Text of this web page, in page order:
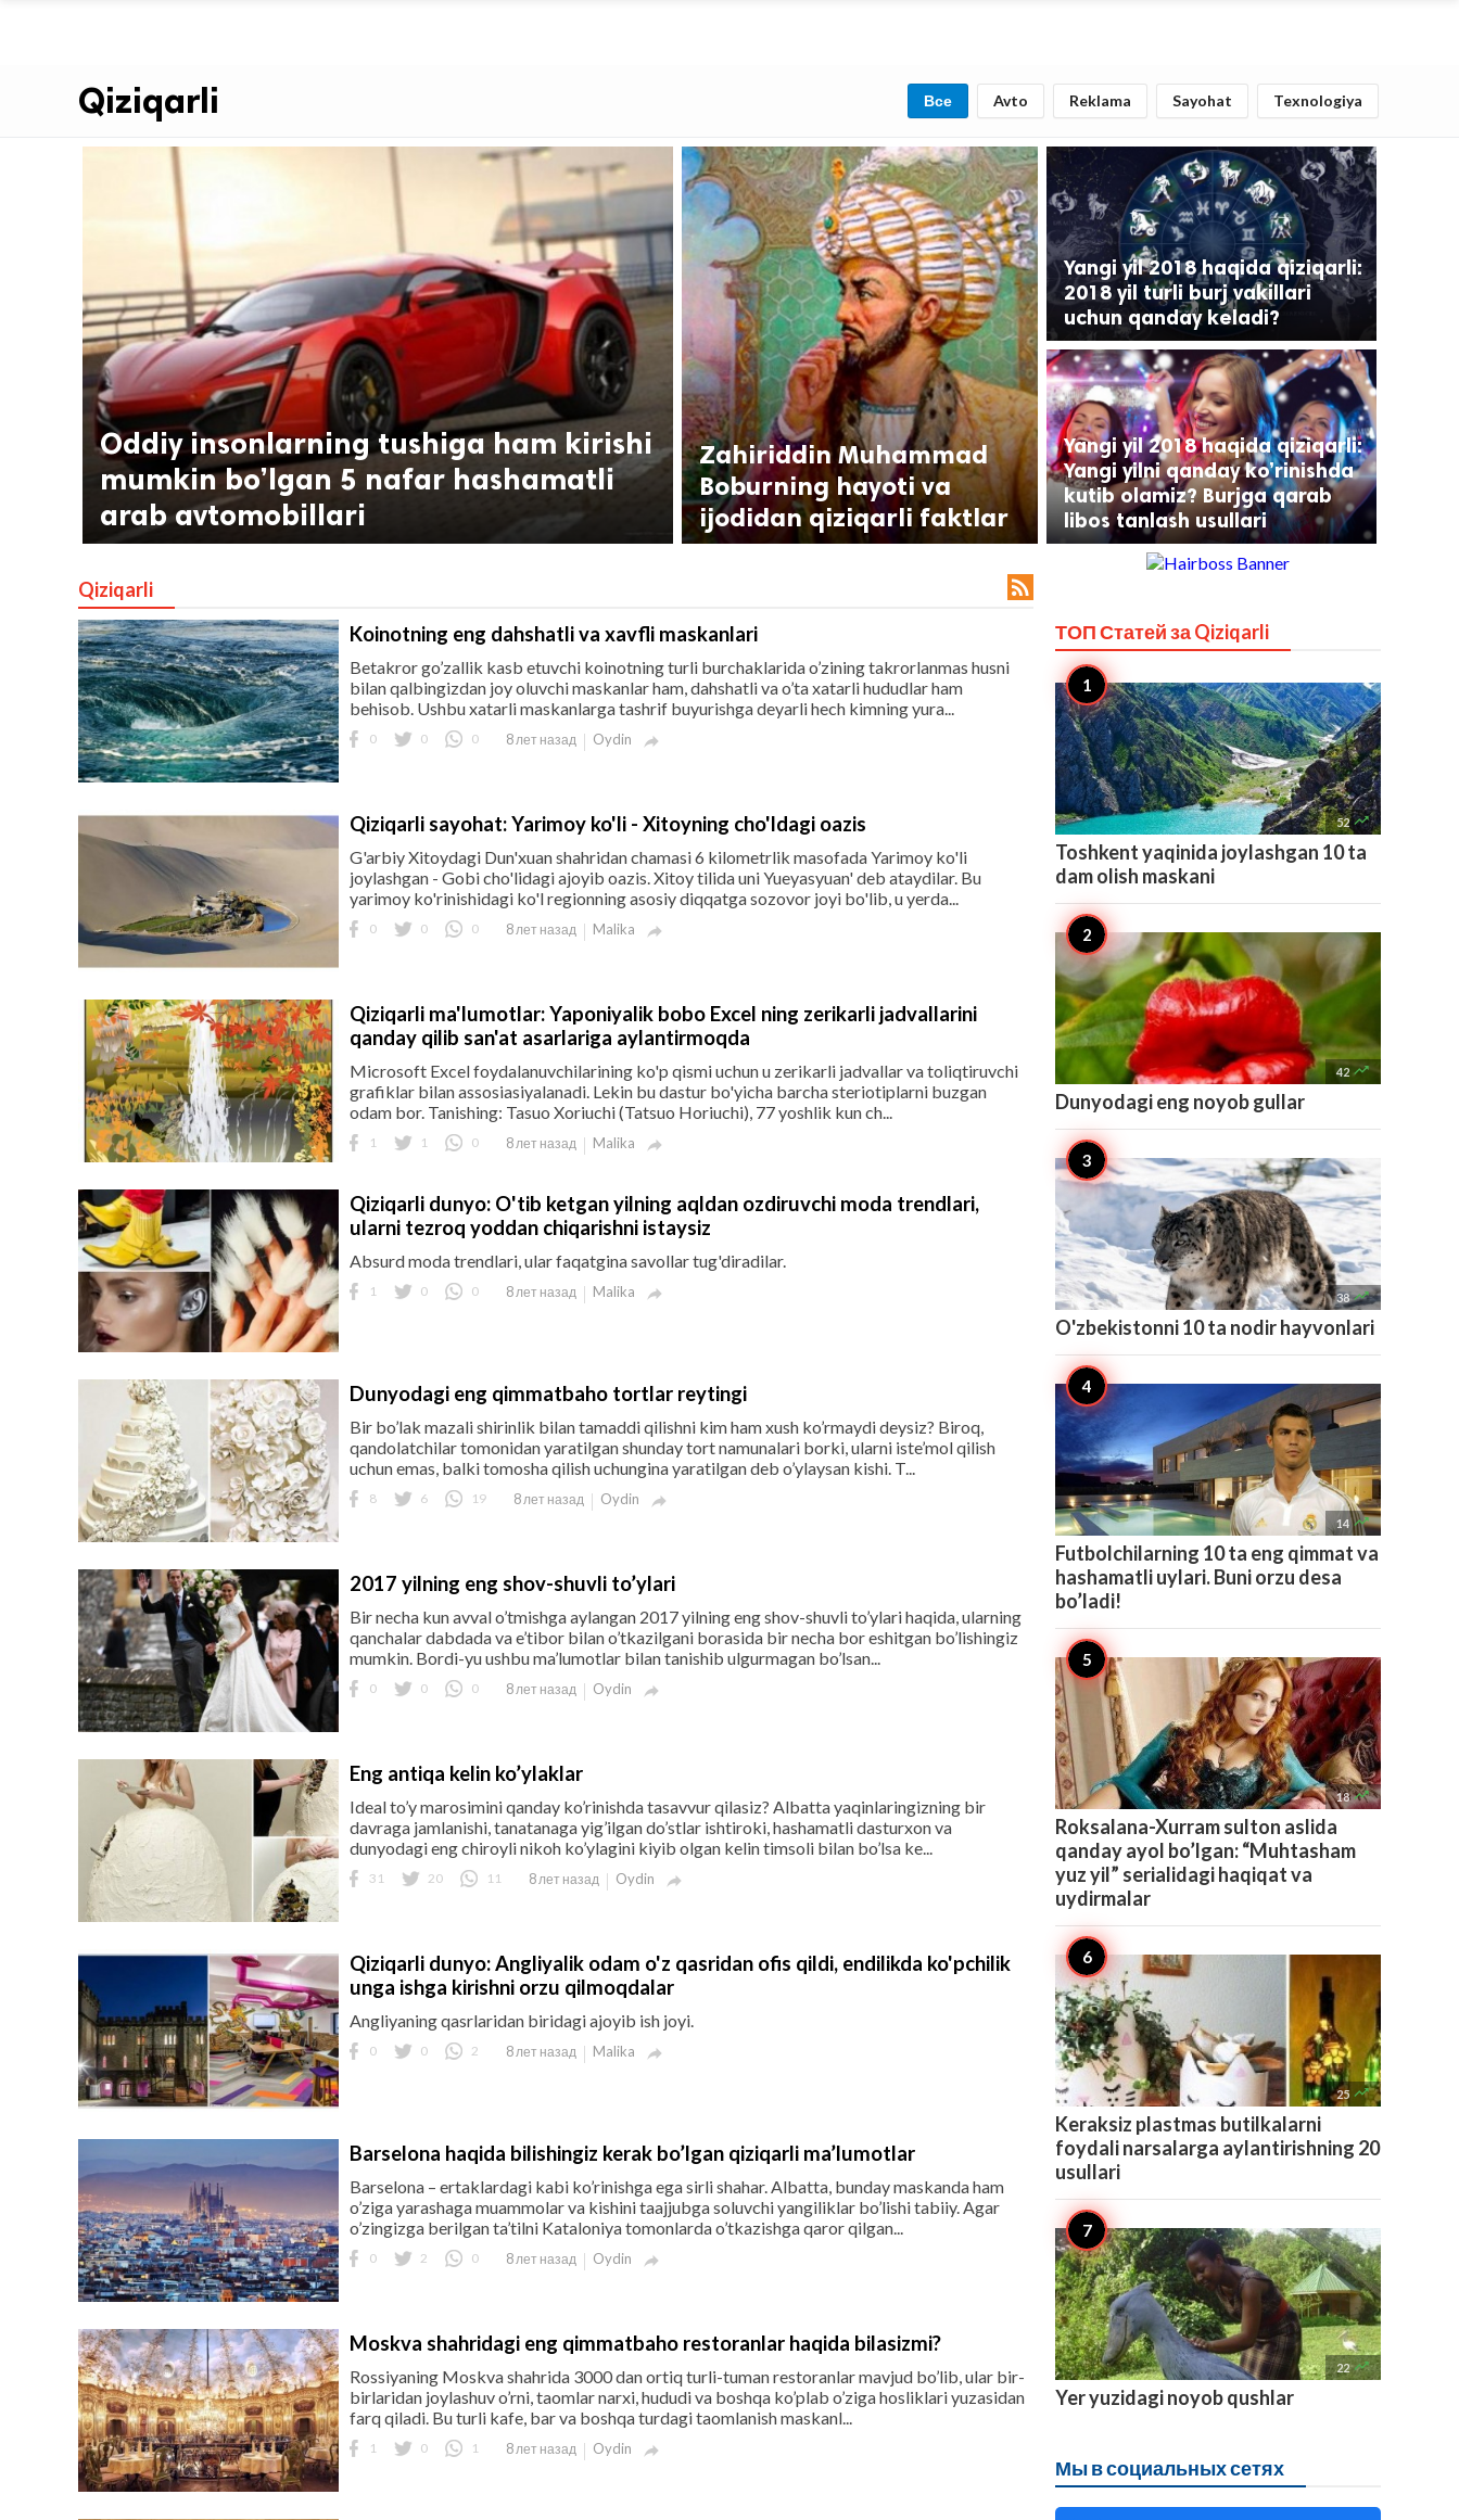
защищены.
Qiziqarli Все Avto Reklama Sayohat Texnologiya
Oddiy insonlarning tushiga ham kirishi
mumkin bo’lgan 5 nafar hashamatli
arab avtomobillari
Zahiriddin Muhammad
Boburning hayoti va
ijodidan qiziqarli faktlar
Yangi yil 2018 haqida qiziqarli:
2018 yil turli burj vakillari
uchun qanday keladi?
Yangi yil 2018 haqida qiziqarli:
Yangi yilni qanday ko’rinishda
kutib olamiz? Burjga qarab
libos tanlash usullari
Qiziqarli 
Koinotning eng dahshatli va xavfli maskanlari
Betakror go’zallik kasb etuvchi koinotning turli burchaklarida o’zining takrorlanmas husni
bilan qalbingizdan joy oluvchi maskanlar ham, dahshatli va o’ta xatarli hududlar ham
behisob. Ushbu xatarli maskanlarga tashrif buyurishga deyarli hech kimning yura...
0 0 0 8 лет назад Oydin 
Qiziqarli sayohat: Yarimoy ko'li - Xitoyning cho'ldagi oazis
G'arbiy Xitoydagi Dun'xuan shahridan chamasi 6 kilometrlik masofada Yarimoy ko'li
joylashgan - Gobi cho'lidagi ajoyib oazis. Xitoy tilida uni Yueyasyuan' deb ataydilar. Bu
yarimoy ko'rinishidagi ko'l regionning asosiy diqqatga sozovor joyi bo'lib, u yerda...
0 0 0 8 лет назад Malika 
Qiziqarli ma'lumotlar: Yaponiyalik bobo Excel ning zerikarli jadvallarini
qanday qilib san'at asarlariga aylantirmoqda
Microsoft Excel foydalanuvchilarining ko'p qismi uchun u zerikarli jadvallar va toliqtiruvchi
grafiklar bilan assosiasiyalanadi. Lekin bu dastur bo'yicha barcha steriotiplarni buzgan
odam bor. Tanishing: Tasuo Xoriuchi (Tatsuo Horiuchi), 77 yoshlik kun ch...
1 1 0 8 лет назад Malika 
Qiziqarli dunyo: O'tib ketgan yilning aqldan ozdiruvchi moda trendlari,
ularni tezroq yoddan chiqarishni istaysiz
Absurd moda trendlari, ular faqatgina savollar tug'diradilar.
1 0 0 8 лет назад Malika 
Dunyodagi eng qimmatbaho tortlar reytingi
Bir bo’lak mazali shirinlik bilan tamaddi qilishni kim ham xush ko’rmaydi deysiz? Biroq,
qandolatchilar tomonidan yaratilgan shunday tort namunalari borki, ularni iste’mol qilish
uchun emas, balki tomosha qilish uchungina yaratilgan deb o’ylaysan kishi. T...
8 6 19 8 лет назад Oydin 
2017 yilning eng shov-shuvli to’ylari
Bir necha kun avval o’tmishga aylangan 2017 yilning eng shov-shuvli to’ylari haqida, ularning
qanchalar dabdada va e’tibor bilan o’tkazilgani borasida bir necha bor eshitgan bo’lishingiz
mumkin. Bordi-yu ushbu ma’lumotlar bilan tanishib ulgurmagan bo’lsan...
0 0 0 8 лет назад Oydin 
Eng antiqa kelin ko’ylaklar
Ideal to’y marosimini qanday ko’rinishda tasavvur qilasiz? Albatta yaqinlaringizning bir
davraga jamlanishi, tanatanaga yig’ilgan do’stlar ishtiroki, hashamatli dasturxon va
dunyodagi eng chiroyli nikoh ko’ylagini kiyib olgan kelin timsoli bilan bo’lsa ke...
31 20 11 8 лет назад Oydin 
Qiziqarli dunyo: Angliyalik odam o'z qasridan ofis qildi, endilikda ko'pchilik
unga ishga kirishni orzu qilmoqdalar
Angliyaning qasrlaridan biridagi ajoyib ish joyi.
0 0 2 8 лет назад Malika 
Barselona haqida bilishingiz kerak bo’lgan qiziqarli ma’lumotlar
Barselona – ertaklardagi kabi ko’rinishga ega sirli shahar. Albatta, bunday maskanda ham
o’ziga yarashaga muammolar va kishini taajjubga soluvchi yangiliklar bo’lishi tabiiy. Agar
o’zingizga berilgan ta’tilni Kataloniya tomonlarda o’tkazishga qaror qilgan...
0 2 0 8 лет назад Oydin 
Moskva shahridagi eng qimmatbaho restoranlar haqida bilasizmi?
Rossiyaning Moskva shahrida 3000 dan ortiq turli-tuman restoranlar mavjud bo’lib, ular bir-
birlaridan joylashuv o’rni, taomlar narxi, hududi va boshqa ko’plab o’ziga hosliklari yuzasidan
farq qiladi. Bu turli kafe, bar va boshqa turdagi taomlanish maskanl...
1 0 1 8 лет назад Oydin 
ТОП Статей заQiziqarli
52 
Toshkent yaqinida joylashgan 10 ta
dam olish maskani
42 
Dunyodagi eng noyob gullar
38 
O'zbekistonni 10 ta nodir hayvonlari
14 
Futbolchilarning 10 ta eng qimmat va
hashamatli uylari. Buni orzu desa
bo’ladi!
18 
Roksalana-Xurram sulton aslida
qanday ayol bo’lgan: “Muhtasham
yuz yil” serialidagi haqiqat va
uydirmalar
25 
Keraksiz plastmas butilkalarni
foydali narsalarga aylantirishning 20
usullari
22 
Yer yuzidagi noyob qushlar
Мы в социальных сетях